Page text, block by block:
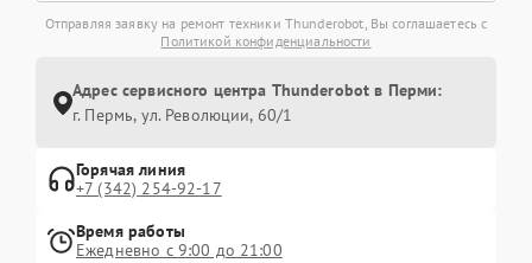
Отправляя заявку на ремонт техники Thunderobot, Вы соглашаетесь с
Политикой конфиденциальности
Адрес сервисного центра Thunderobot в Перми:
г. Пермь, ул. ​Революции, 60/1
Горячая линия
+7 (342) 254-92-17
Время работы
Ежедневно с 9:00 до 21:00